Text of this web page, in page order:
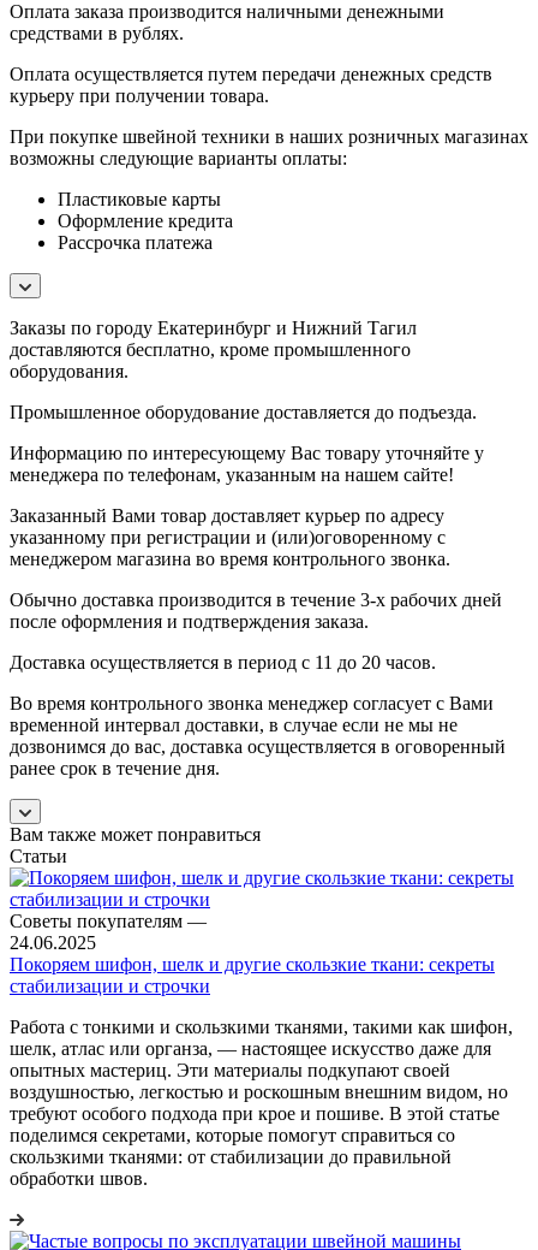
Оплата заказа производится наличными денежными
средствами в рублях.
Оплата осуществляется путем передачи денежных средств
курьеру при получении товара.
При покупке швейной техники в наших розничных магазинах
возможны следующие варианты оплаты:
Пластиковые карты
Оформление кредита
Рассрочка платежа
Заказы по городу Екатеринбург и Нижний Тагил
доставляются бесплатно, кроме промышленного
оборудования.
Промышленное оборудование доставляется до подъезда.
Информацию по интересующему Вас товару уточняйте у
менеджера по телефонам, указанным на нашем сайте!
Заказанный Вами товар доставляет курьер по адресу
указанному при регистрации и (или)оговоренному с
менеджером магазина во время контрольного звонка.
Обычно доставка производится в течение 3-х рабочих дней
после оформления и подтверждения заказа.
Доставка осуществляется в период с 11 до 20 часов.
Во время контрольного звонка менеджер согласует с Вами
временной интервал доставки, в случае если не мы не
дозвонимся до вас, доставка осуществляется в оговоренный
ранее срок в течение дня.
Вам также может понравиться
Статьи
Советы покупателям —
24.06.2025
Покоряем шифон, шелк и другие скользкие ткани: секреты
стабилизации и строчки
Работа с тонкими и скользкими тканями, такими как шифон,
шелк, атлас или органза, — настоящее искусство даже для
опытных мастериц. Эти материалы подкупают своей
воздушностью, легкостью и роскошным внешним видом, но
требуют особого подхода при крое и пошиве. В этой статье
поделимся секретами, которые помогут справиться со
скользкими тканями: от стабилизации до правильной
обработки швов.